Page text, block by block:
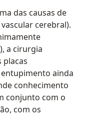
das causas de
cerebral).
a cirurgia
placas
ainda
conhecimento
conjunto com o
com os